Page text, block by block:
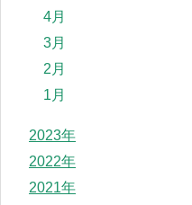
4月
3月
2月
1月
2023年
2022年
2021年